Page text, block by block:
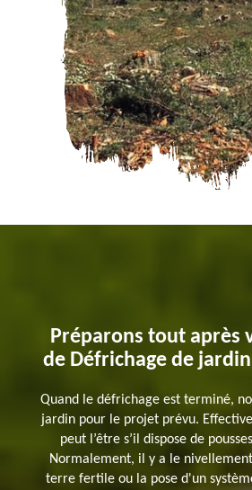
Préparons tout après
de Défrichage de
Quand le défrichage est terminé,
jardin pour le projet prévu.
peut l’être s’il dispose de
Normalement, il y a le
terre fertile ou la pose d'un